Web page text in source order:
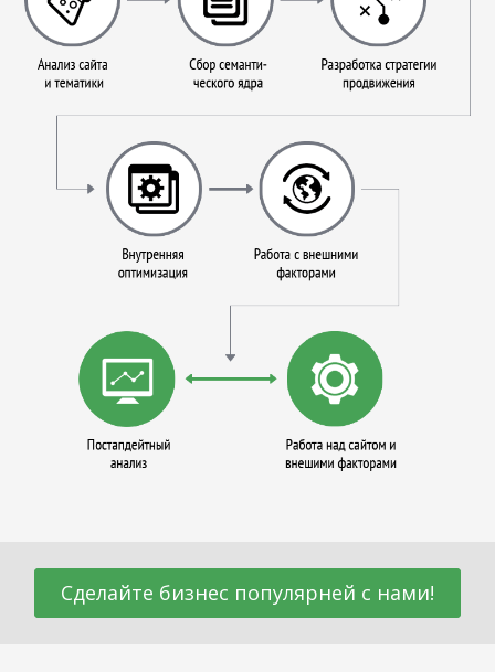
Сделайте бизнес популярней с нами!